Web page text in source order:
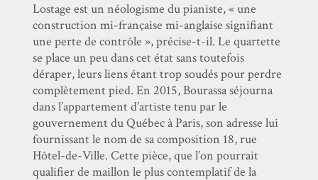
Lostage est un néologisme du pianiste, « une
construction mi-française mi-anglaise signifiant
une perte de contrôle », précise-t-il. Le quartette
se place un peu dans cet état sans toutefois
déraper, leurs liens étant trop soudés pour perdre
complètement pied. En 2015, Bourassa séjourna
dans l’appartement d’artiste tenu par le
gouvernement du Québec à Paris, son adresse lui
fournissant le nom de sa composition 18, rue
Hôtel-de-Ville. Cette pièce, que l’on pourrait
qualifier de maillon le plus contemplatif de la